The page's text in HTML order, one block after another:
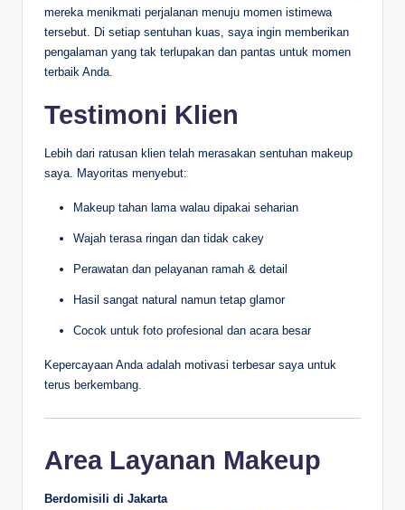
mereka menikmati perjalanan menuju momen istimewa
tersebut. Di setiap sentuhan kuas, saya ingin memberikan
pengalaman yang tak terlupakan dan pantas untuk momen
terbaik Anda.
Testimoni Klien
Lebih dari ratusan klien telah merasakan sentuhan makeup
saya. Mayoritas menyebut:
Makeup tahan lama walau dipakai seharian
Wajah terasa ringan dan tidak cakey
Perawatan dan pelayanan ramah & detail
Hasil sangat natural namun tetap glamor
Cocok untuk foto profesional dan acara besar
Kepercayaan Anda adalah motivasi terbesar saya untuk
terus berkembang.
Area Layanan Makeup
Berdomisili di Jakarta